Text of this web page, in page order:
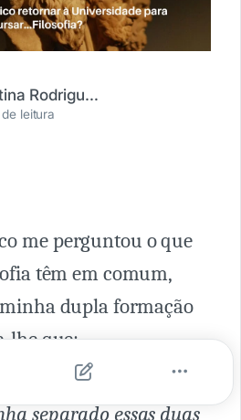
Renata Cristina Rodrigues Alfonso
leitura
me perguntou o que
têm em comum,
dupla formação
lhe que:
“método
separado essas duas